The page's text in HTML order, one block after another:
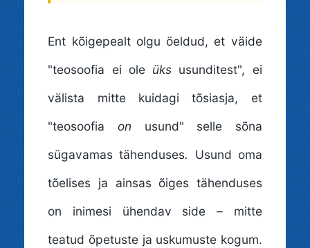
Ent kõigepealt olgu öeldud, et väide
"teosoofia ei ole üks usunditest", ei
välista mitte kuidagi tõsiasja, et
"teosoofia on usund" selle sõna
sügavamas tähenduses. Usund oma
tõelises ja ainsas õiges tähenduses
on inimesi ühendav side – mitte
teatud õpetuste ja uskumuste kogum.